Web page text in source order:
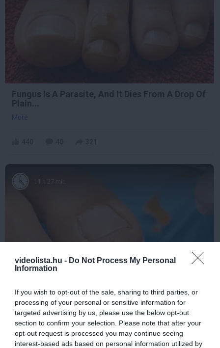
videolista.hu - Do Not Process My Personal
Information
If you wish to opt-out of the sale, sharing to third parties, or
processing of your personal or sensitive information for
targeted advertising by us, please use the below opt-out
section to confirm your selection. Please note that after your
opt-out request is processed you may continue seeing
interest-based ads based on personal information utilized by
Fungus Is A Parasite, And It Dies From A Drop Of
Plain...
More
11 h 27 min
Fungus Dries Up And Falls Off After The First
Use
More
97 244